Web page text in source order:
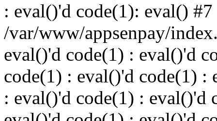
: eval()'d code(1): eval() #7
/var/www/appsenpay/
eval()'d code(1) : eval()'d
code(1) : eval()'d code(1) :
: eval()'d code(1) : eval()'d